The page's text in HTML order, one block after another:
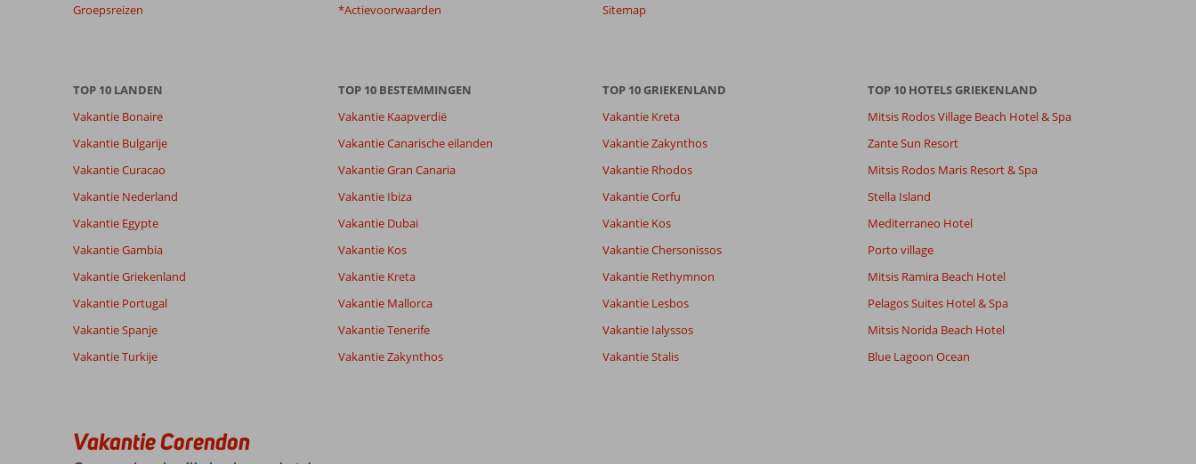
Meer
beoordelingen.
Groepsreizen
*Actievoorwaarden
Sitemap
TOP 10 LANDEN
Vakantie Bonaire
Vakantie Bulgarije
Vakantie Curacao
Vakantie Nederland
Vakantie Egypte
Vakantie Gambia
Vakantie Griekenland
Vakantie Portugal
Vakantie Spanje
Vakantie Turkije
TOP 10 BESTEMMINGEN
Vakantie Kaapverdië
Vakantie Canarische eilanden
Vakantie Gran Canaria
Vakantie Ibiza
Vakantie Dubai
Vakantie Kos
Vakantie Kreta
Vakantie Mallorca
Vakantie Tenerife
Vakantie Zakynthos
TOP 10 GRIEKENLAND
Vakantie Kreta
Vakantie Zakynthos
Vakantie Rhodos
Vakantie Corfu
Vakantie Kos
Vakantie Chersonissos
Vakantie Rethymnon
Vakantie Lesbos
Vakantie Ialyssos
Vakantie Stalis
TOP 10 HOTELS GRIEKENLAND
Mitsis Rodos Village Beach Hotel & Spa
Zante Sun Resort
Mitsis Rodos Maris Resort & Spa
Stella Island
Mediterraneo Hotel
Porto village
Mitsis Ramira Beach Hotel
Pelagos Suites Hotel & Spa
Mitsis Norida Beach Hotel
Blue Lagoon Ocean
Vakantie Corendon